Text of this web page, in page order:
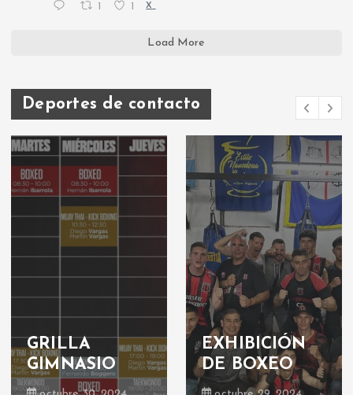
1 1 X
Load More
Deportes de contacto
GRILLA
GIMNASIO
EXHIBICIÓN
DE BOXEO